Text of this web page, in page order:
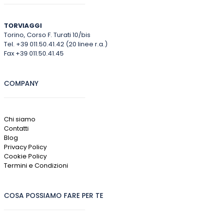
TORVIAGGI
Torino, Corso F. Turati 10/bis
Tel. +39 011.50.41.42 (20 linee r.a.)
Fax +39 011.50.41.45
COMPANY
Chi siamo
Contatti
Blog
Privacy Policy
Cookie Policy
Termini e Condizioni
COSA POSSIAMO FARE PER TE